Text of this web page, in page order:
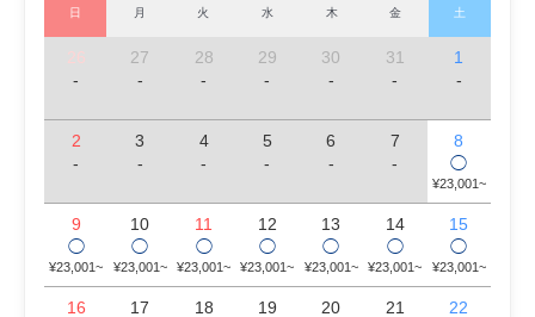
日 月 火 水 木 金 土
26
-
27
-
28
-
29
-
30
-
31
-
1
-
2
-
3
-
4
-
5
-
6
-
7
-
8
◯
¥23,001~
9
◯
¥23,001~
10
◯
¥23,001~
11
◯
¥23,001~
12
◯
¥23,001~
13
◯
¥23,001~
14
◯
¥23,001~
15
◯
¥23,001~
16
17
18
19
20
21
22